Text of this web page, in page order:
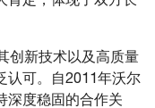
创新技术以及高质量
认可。自2011年沃尔
深度稳固的合作关